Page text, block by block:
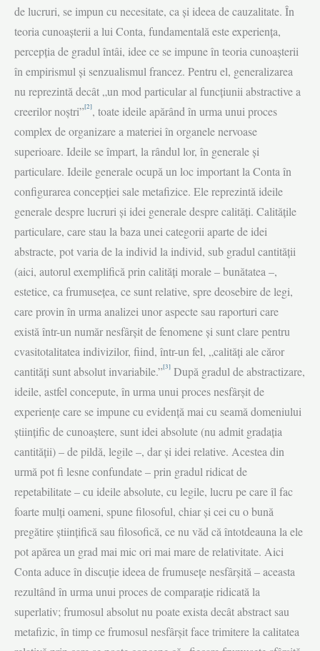
de lucruri, se impun cu necesitate, ca şi ideea de cauzalitate. În
teoria cunoaşterii a lui Conta, fundamen­tală este experienţa,
percepţia de gradul întâi, idee ce se impune în teoria cunoaş­terii
în empirismul şi senzualismul francez. Pentru el, generalizarea
nu reprezintă decât „un mod particular al funcţiunii abstractive a
creerilor noștri”[2], toate ideile apărând în urma unui proces
complex de organizare a materiei în organele nervoase
superioare. Ideile se împart, la rândul lor, în generale şi
particulare. Ideile generale ocupă un loc important la Conta în
configurarea concepţiei sale metafizice. Ele reprezintă ideile
generale despre lucruri şi idei generale despre calităţi. Calităţile
particulare, care stau la baza unei categorii aparte de idei
abstracte, pot varia de la individ la individ, sub gradul cantităţii
(aici, autorul exemplifică prin calităţi morale – bunătatea –,
estetice, ca frumuseţea, ce sunt relative, spre deosebire de legi,
care provin în urma analizei unor aspecte sau raporturi care
există într-un număr nesfârşit de fenomene şi sunt clare pentru
cvasitotalitatea indivizilor, fiind, într-un fel, „calităţi ale căror
cantităţi sunt absolut invariabile.”[3] După gradul de abstractizare,
ideile, astfel concepute, în urma unui proces nesfârşit de
experienţe care se impune cu evidenţă mai cu seamă domeniului
ştiinţific de cunoaştere, sunt idei absolute (nu admit gradaţia
cantităţii) – de pildă, legile –, dar şi idei relative. Acestea din
urmă pot fi lesne confundate – prin gradul ridicat de
repetabilitate – cu ideile absolute, cu legile, lucru pe care îl fac
foarte mulţi oameni, spune filosoful, chiar şi cei cu o bună
pregătire ştiinţifică sau filosofică, ce nu văd că întotdeauna la ele
pot apărea un grad mai mic ori mai mare de relativitate. Aici
Conta aduce în discuţie ideea de frumuseţe nesfârşită – aceasta
rezultând în urma unui proces de comparaţie ridicată la
superlativ; frumosul absolut nu poate exista decât abstract sau
metafizic, în timp ce frumosul nesfârşit face trimitere la calitatea